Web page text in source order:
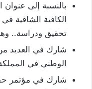
بالنسبة إلى
الكافية الشافية
تحقيق ودراسة..
شارك في العديد
الوطني في
شارك في مؤتمر